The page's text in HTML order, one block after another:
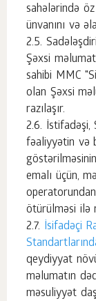
sahələrində
ünvanını və
Şəxsi
sahibi MMC
olan Şəxsi
razılaşır.
İstifadəşi,
fəaliyyətin və
emalı üçün,
ötürülməsi ilə
İsifadəçi
qeydiyyat
məlumatın
məsuliyyət